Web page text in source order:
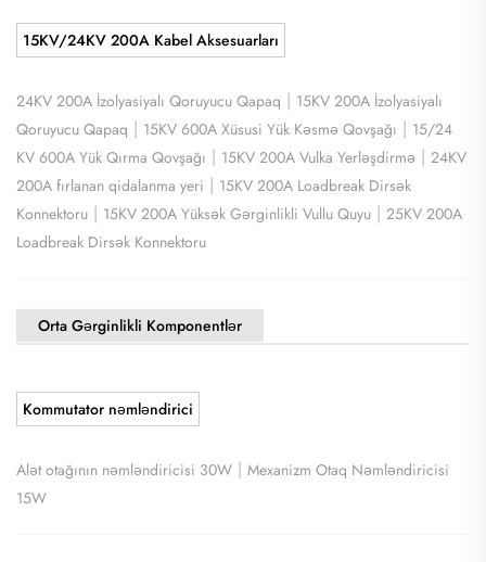
15KV/24KV 200A Kabel Aksesuarları
24KV 200A İzolyasiyalı Qoruyucu Qapaq | 15KV 200A İzolyasiyalı
Qoruyucu Qapaq | 15KV 600A Xüsusi Yük Kəsmə Qovşağı | 15/24
KV 600A Yük Qırma Qovşağı | 15KV 200A Vulka Yerləşdirmə | 24KV
200A fırlanan qidalanma yeri | 15KV 200A Loadbreak Dirsək
Konnektoru | 15KV 200A Yüksək Gərginlikli Vullu Quyu | 25KV 200A
Loadbreak Dirsək Konnektoru
Orta Gərginlikli Komponentlər
Kommutator nəmləndirici
Alət otağının nəmləndiricisi 30W | Mexanizm Otaq Nəmləndiricisi
15W